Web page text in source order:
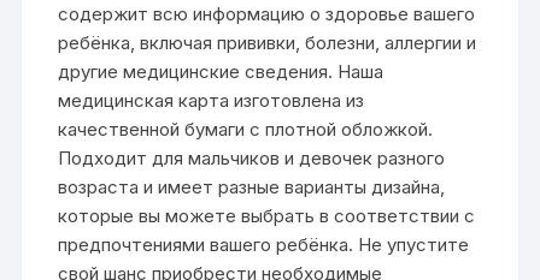
содержит всю информацию о здоровье вашего
ребёнка, включая прививки, болезни, аллергии и
другие медицинские сведения. Наша
медицинская карта изготовлена из
качественной бумаги с плотной обложкой.
Подходит для мальчиков и девочек разного
возраста и имеет разные варианты дизайна,
которые вы можете выбрать в соответствии с
предпочтениями вашего ребёнка. Не упустите
свой шанс приобрести необходимые